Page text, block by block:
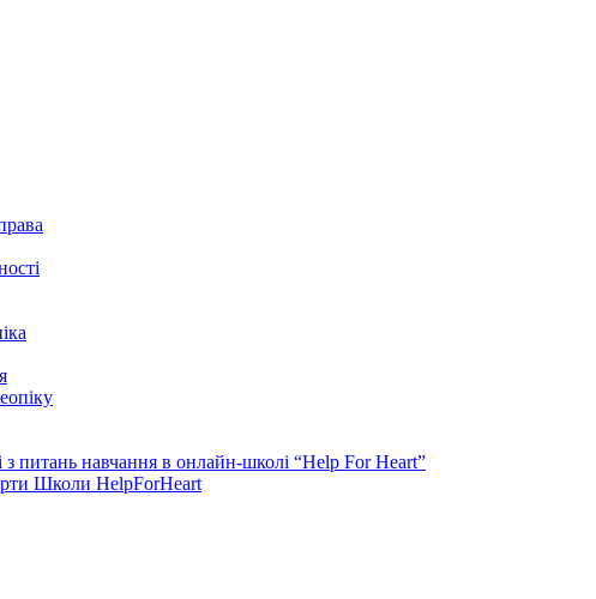
з питань навчання в онлайн-школі “Help For Heart”
Школи HelpForHeart